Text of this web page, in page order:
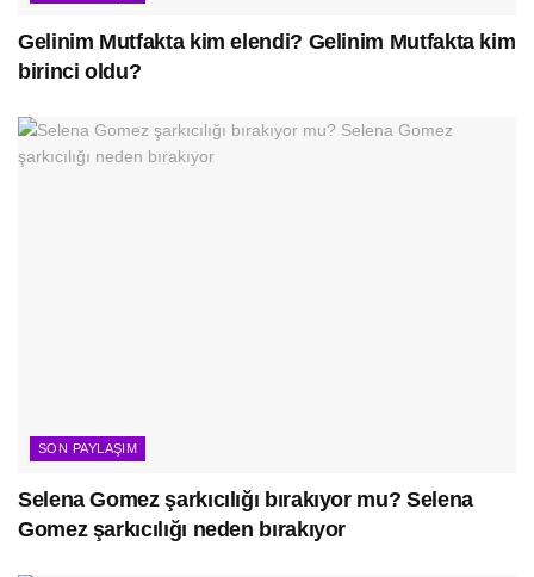
Gelinim Mutfakta kim elendi? Gelinim Mutfakta kim
birinci oldu?
SON PAYLAŞIM
Selena Gomez şarkıcılığı bırakıyor mu? Selena
Gomez şarkıcılığı neden bırakıyor